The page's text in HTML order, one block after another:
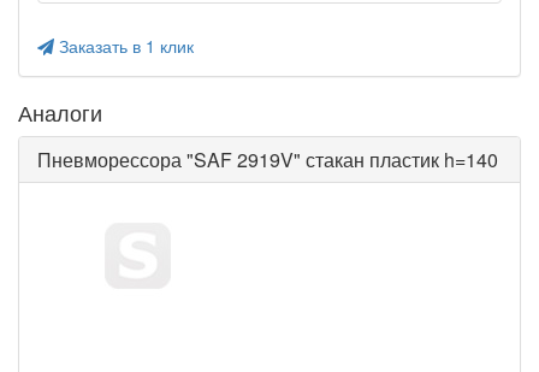
Заказать в 1 клик
Аналоги
Пневморессора "SAF 2919V" стакан пластик h=140